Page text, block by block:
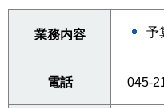
業務内容 予
電話 045-